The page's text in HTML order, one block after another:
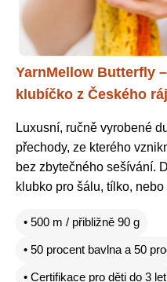
YarnMellow Butterfly
klubíčko z Českého
Luxusní, ručně vyrobené
přechody, ze kterého
bez zbytečného sešívání.
klubko pro šálu, tílko,
• 500 m / přibližně 90 g
• 50 procent bavlna a 50
• Certifikace pro děti do 3 let